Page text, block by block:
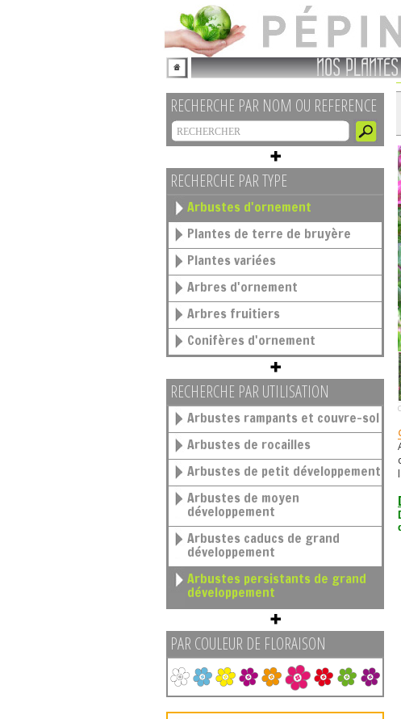
NOS PLANTES
RECHERCHE PAR NOM OU REFERENCE
RECHERCHE PAR TYPE
Arbustes d'ornement
Plantes de terre de bruyère
Plantes variées
Arbres d'ornement
Arbres fruitiers
Conifères d'ornement
RECHERCHE PAR UTILISATION
Arbustes rampants et couvre-sol
Arbustes de rocailles
Arbustes de petit développement
Arbustes de moyen
développement
Arbustes caducs de grand
développement
Arbustes persistants de grand
développement
PAR COULEUR DE FLORAISON